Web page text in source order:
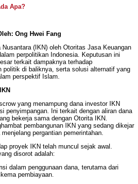
Apa?
Ong Hwei Fang
(IKN) oleh Otoritas Jasa Keuangan
perpolitikan Indonesia. Keputusan ini
terkait dampaknya terhadap
politik di baliknya, serta solusi alternatif yang
perspektif Islam.
yang menampung dana investor IKN
penyimpangan. Ini terkait dengan aliran dana
bekerja sama dengan Otorita IKN.
pembangunan IKN yang sedang dikejar
pergantian pemerintahan.
proyek IKN telah muncul sejak awal.
disorot adalah:
dalam penggunaan dana, terutama dari
pembiayaan.